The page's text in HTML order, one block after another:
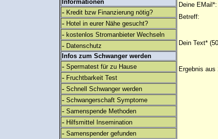
Informationen
- Kredit bzw Finanzierung nötig?
- Hotel in eurer Nähe gesucht?
- kostenlos Stromanbieter Wechseln
- Datenschutz
Infos zum Schwanger werden
- Spermatest für zu Hause
- Fruchtbarkeit Test
- Schnell Schwanger werden
- Schwangerschaft Symptome
- Samenspende Methoden
- Hilfsmittel Insemination
- Samenspender gefunden
Deine EMail*:
Betreff:
Dein Text*
Ergebnis aus